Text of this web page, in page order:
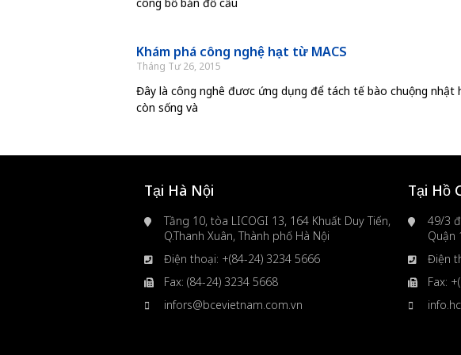
Khám phá công nghệ hạt từ MACS
Tháng Tư 26, 2015
Đây là công nghê đươc ứng dụng để tách tế bào chuộng nhật
còn sống và
Tại Hà Nội
Tầng 10, tòa LICOGI 13, 164 Khuất Duy Tiến,
Q.Thanh Xuân, Thành phố Hà Nội
Điện thoại: +(84-24) 3234 5666
Fax: (84-24) 3234 5668
infors@bcevietnam.com.vn
Tại Hồ
49/3
Quận
Điện
Fax: